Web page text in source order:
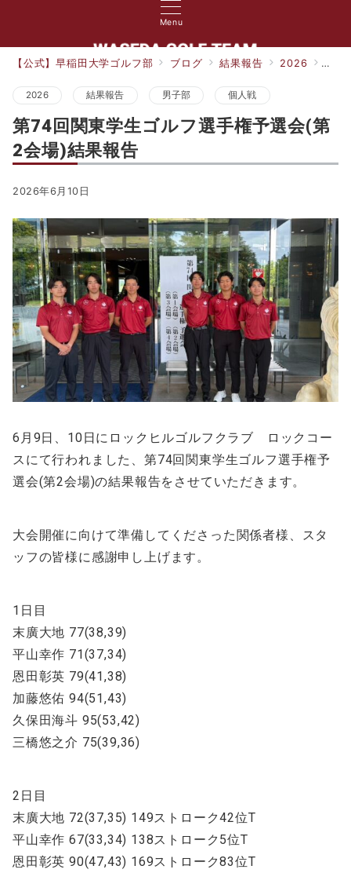
Menu
【公式】早稲田大学ゴルフ部 ブログ 結果報告 2026 第74
2026 結果報告 男子部 個人戦
第74回関東学生ゴルフ選手権予選会(第
2会場)結果報告
2026年6月10日
6月9日、10日にロックヒルゴルフクラブ ロックコー
スにて行われました、第74回関東学生ゴルフ選手権予
選会(第2会場)の結果報告をさせていただきます。
大会開催に向けて準備してくださった関係者様、スタ
ッフの皆様に感謝申し上げます。
1日目
末廣大地 77(38,39)
平山幸作 71(37,34)
恩田彰英 79(41,38)
加藤悠佑 94(51,43)
久保田海斗 95(53,42)
三橋悠之介 75(39,36)
2日目
末廣大地 72(37,35) 149ストローク42位T
平山幸作 67(33,34) 138ストローク5位T
恩田彰英 90(47,43) 169ストローク83位T